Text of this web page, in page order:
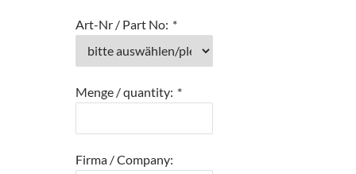
Art-Nr / Part No: *
Menge / quantity: *
Firma / Company: